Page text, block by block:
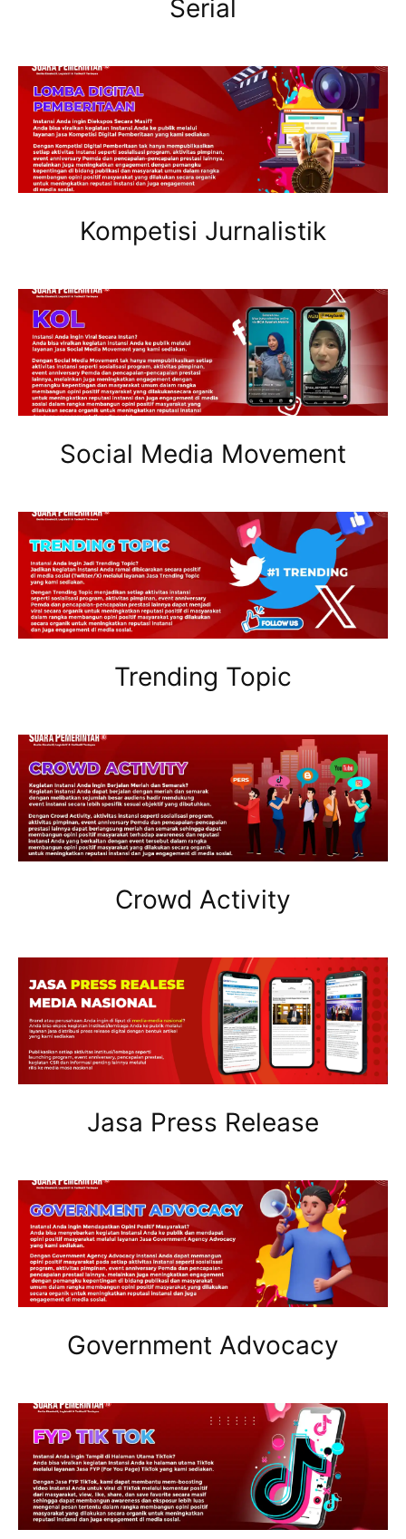
Serial
Kompetisi Jurnalistik
Social Media Movement
Trending Topic
Crowd Activity
Jasa Press Release
Government Advocacy